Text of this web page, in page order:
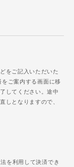
をご記入いただいた
をご案内する画面に移
してください。途中
しとなりますので、
を利用して決済でき